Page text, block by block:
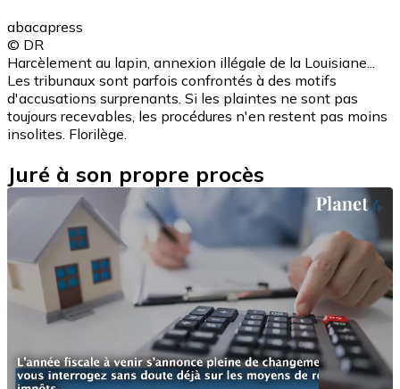
abacapress
© DR
Harcèlement au lapin, annexion illégale de la Louisiane...
Les tribunaux sont parfois confrontés à des motifs
d'accusations surprenants. Si les plaintes ne sont pas
toujours recevables, les procédures n'en restent pas moins
insolites. Florilège.
Juré à son propre procès